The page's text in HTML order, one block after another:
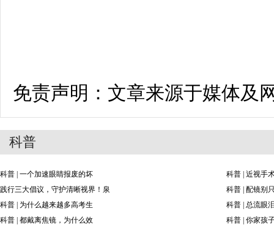
免责声明：文章来源于媒体及
科普
科普 | 一个加速眼睛报废的坏
科普 | 近视手
践行三大倡议，守护清晰视界！泉
科普 | 配镜别
科普 | 为什么越来越多高考生
科普 | 总流眼
科普 | 都戴离焦镜，为什么效
科普 | 你家孩